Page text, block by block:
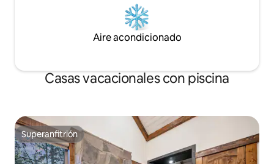
Aire acondicionado
Casas vacacionales con piscina
Superanfitrión
Superanfitrión